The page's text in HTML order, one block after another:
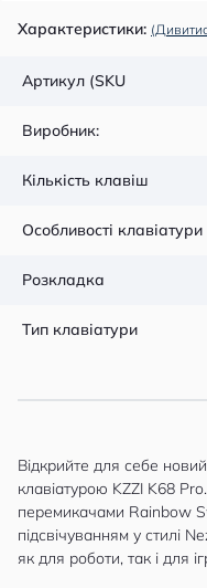
Характеристики:
Артикул (SKU
Виробник:
Кількість клавіш
Особливості клавіатури
Розкладка
Тип клавіатури
Відкрийте для себе
клавіатурою KZZI K68
перемикачами Rainbow
підсвічуванням у стилі
як для роботи, так і для